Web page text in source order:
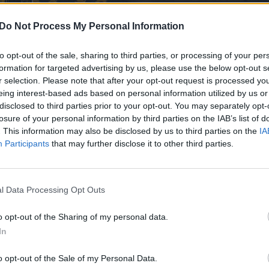
Do Not Process My Personal Information
opt-out of the sale, sharing to third parties, or processing of your
for targeted advertising by us, please use the below opt-out
selection. Please note that after your opt-out request is processed
interest-based ads based on personal information utilized by us
to third parties prior to your opt-out. You may separately
of your personal information by third parties on the IAB’s list of
This information may also be disclosed by us to third parties on the
Participants that may further disclose it to other third parties.
Data Processing Opt Outs
opt-out of the Sharing of my personal data.
opt-out of the Sale of my Personal Data.
augalų ir neskinti, net jei labai norisi.
iš saulėgrąžų laukų ir juos lankančių
tinklo paskyroje.
laukai, netrūksta ir norinčių
patys, galbūt ir jus pakerės ši